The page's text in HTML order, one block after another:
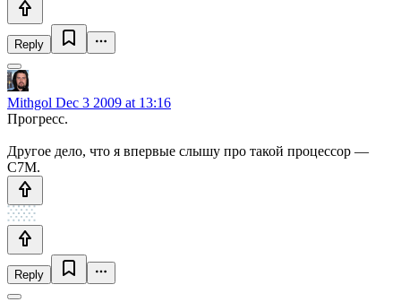
Reply
Mithgol Dec 3 2009 at 13:16
Прогресс.
Другое дело, что я впервые слышу про такой процессор —
C7M.
Reply